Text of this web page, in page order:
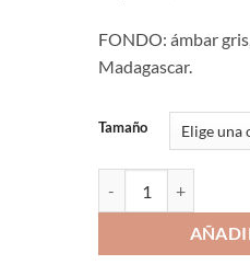
FONDO: ámbar
Madagascar.
Tamaño